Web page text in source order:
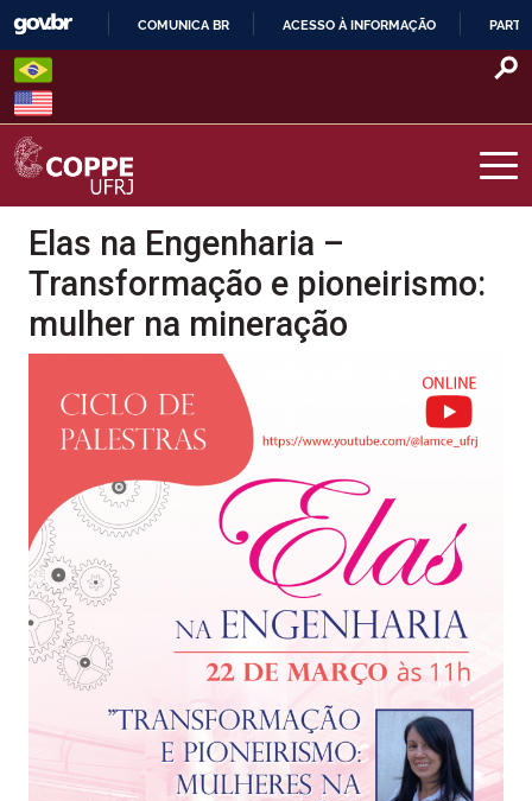
Skip
content
O
COMUNICA BR ACESSO À INFORMAÇÃO
COPPE – UFRJ
Elas na Engenharia –
Transformação e pioneirismo:
mulher na mineração